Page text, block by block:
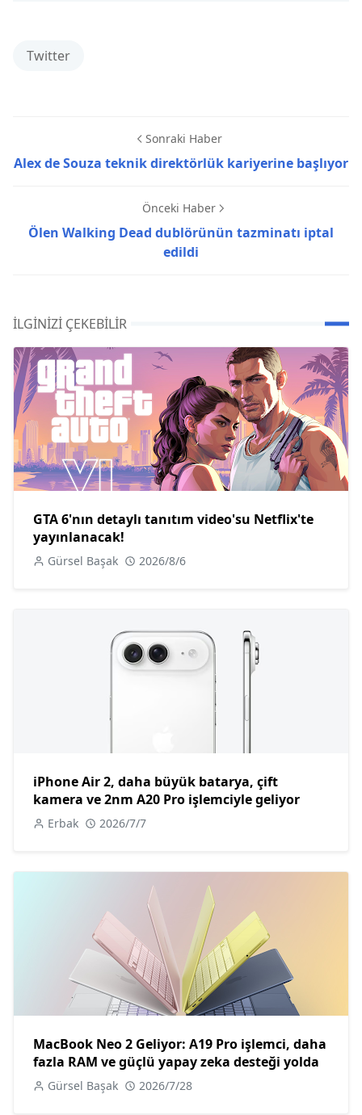
Twitter
Sonraki Haber
Alex de Souza teknik direktörlük kariyerine başlıyor
Önceki Haber
Ölen Walking Dead dublörünün tazminatı iptal
edildi
İLGINIZI ÇEKEBILIR
GTA 6'nın detaylı tanıtım video'su Netflix'te
yayınlanacak!
Gürsel Başak 2026/8/6
iPhone Air 2, daha büyük batarya, çift
kamera ve 2nm A20 Pro işlemciyle geliyor
Erbak 2026/7/7
MacBook Neo 2 Geliyor: A19 Pro işlemci, daha
fazla RAM ve güçlü yapay zeka desteği yolda
Gürsel Başak 2026/7/28